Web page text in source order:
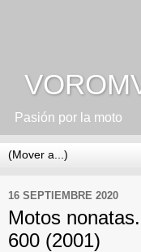
Pasión por la moto
16 SEPTIEMBRE 2020
Motos
600 (2001)